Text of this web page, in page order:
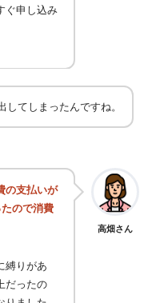
ぐ申し込み
してしまったんですね。
の支払いが
ので消費
縛りがあ
だったの
高畑さん